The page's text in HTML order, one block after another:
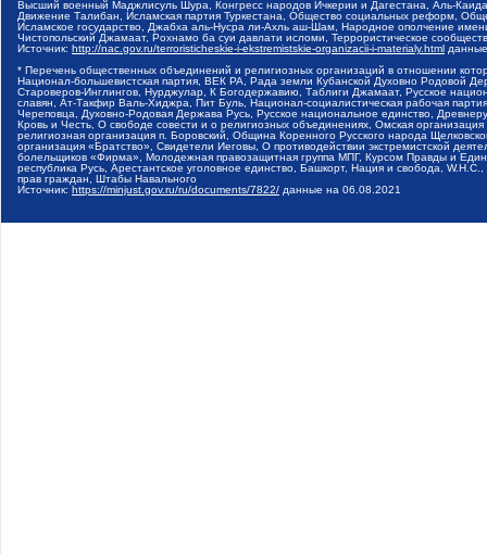
Высший военный Маджлисуль Шура, Конгресс народов Ичкерии и Дагестана, Аль-
Движение Талибан, Исламская партия Туркестана, Общество социальных реформ,
Исламское государство, Джабха аль-Нусра ли-Ахль аш-Шам, Народное ополчение
Чистопольский Джамаат, Рохнамо ба суи давлати исломи, Террористическое
Источник: http://nac.gov.ru/terroristicheskie-i-ekstremistskie-organizacii-i-materialy.html
* Перечень общественных объединений и религиозных организаций в отношении
Национал-большевистская партия, ВЕК РА, Рада земли Кубанской Духовно Родовой
Староверов-Инглингов, Нурджулар, К Богодержавию, Таблиги Джамаат, Русское
славян, Ат-Такфир Валь-Хиджра, Пит Буль, Национал-социалистическая рабочая
Череповца, Духовно-Родовая Держава Русь, Русское национальное единство,
Кровь и Честь, О свободе совести и о религиозных объединениях, Омская
религиозная организация п. Боровский, Община Коренного Русского народа
организация «Братство», Свидетели Иеговы, О противодействии экстремистской
болельщиков «Фирма», Молодежная правозащитная группа МПГ, Курсом Правды и
республика Русь, Арестантское уголовное единство, Башкорт, Нация и свобода,
прав граждан, Штабы Навального
Источник: https://minjust.gov.ru/ru/documents/7822/ данные на 06.08.2021